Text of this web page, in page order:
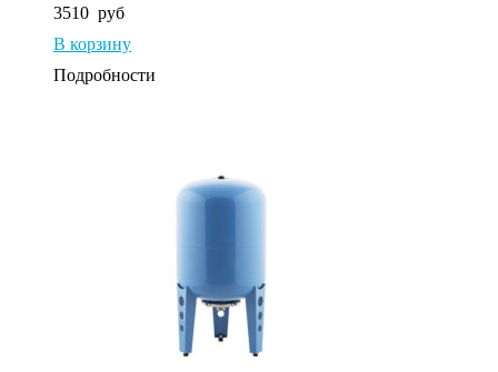
3510 руб
В корзину
Подробности